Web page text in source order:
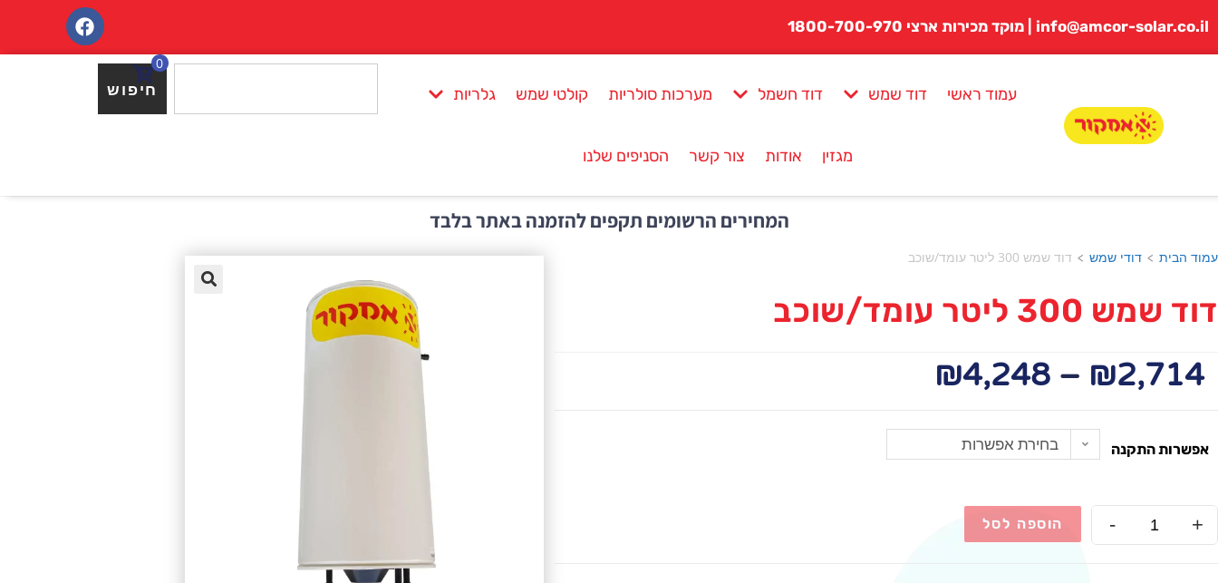
info@amcor-solar.co.il | מוקד מכירות ארצי 1800-700-970
עמוד ראשי דוד שמש דוד חשמל מערכות סולריות קולטי שמש גלריות
מגזין אודות צור קשר הסניפים שלנו
חיפוש
0
המחירים הרשומים תקפים להזמנה באתר בלבד
עמוד הבית > דודי שמש > דוד שמש 300 ליטר עומד/שוכב
דוד שמש 300 ליטר עומד/שוכב
₪2,714
–
₪4,248
אפשרות התקנה בחירת אפשרות
- + הוספה לסל